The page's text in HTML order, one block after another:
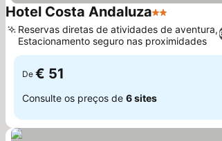
Hotel Costa Andaluza2 Estrelas
Reservas diretas de atividades de aventura,
Estacionamento seguro nas proximidades
De € 51
Consulte os preços de 6 sites